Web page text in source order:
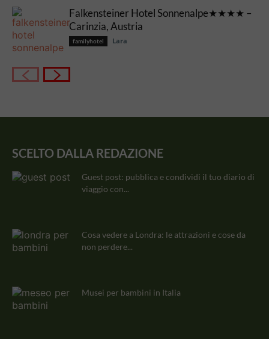
Falkensteiner Hotel Sonnenalpe★★★★ –
Carinzia, Austria
familyhotel Lara
SCELTO DALLA REDAZIONE
Guest post: pubblica e condividi il tuo diario di
viaggio con...
Cosa vedere a Londra: le attrazioni e cose da
non perdere...
Musei per bambini in Italia